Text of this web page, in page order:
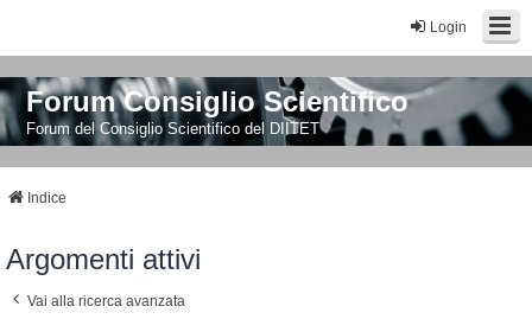
Login
Forum Consiglio Scientifico
Forum del Consiglio Scientifico del DIITET
Indice
Argomenti attivi
Vai alla ricerca avanzata